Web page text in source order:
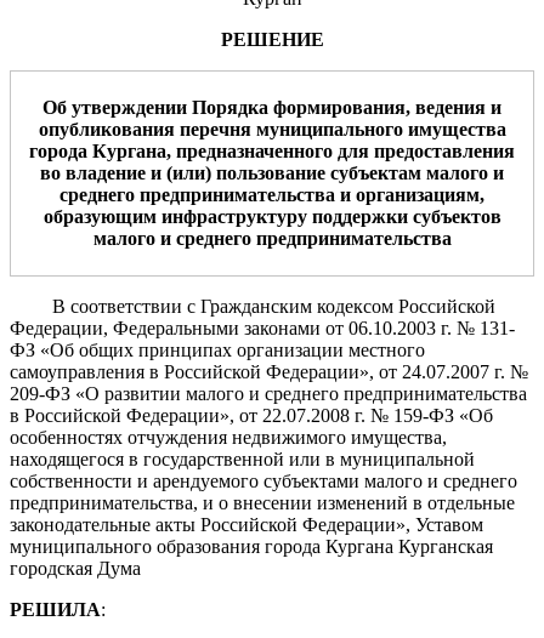
РЕШЕНИЕ
Об утверждении Порядка формирования, ведения и
опубликования перечня муниципального имущества
города Кургана, предназначенного для предоставления
во владение и (или) пользование субъектам малого и
среднего предпринимательства и организациям,
образующим инфраструктуру поддержки субъектов
малого и среднего предпринимательства
В соответствии с Гражданским кодексом Российской
Федерации, Федеральными законами от 06.10.2003 г. № 131-
ФЗ «Об общих принципах организации местного
самоуправления в Российской Федерации», от 24.07.2007 г. №
209-ФЗ «О развитии малого и среднего предпринимательства
в Российской Федерации», от 22.07.2008 г. № 159-ФЗ «Об
особенностях отчуждения недвижимого имущества,
находящегося в государственной или в муниципальной
собственности и арендуемого субъектами малого и среднего
предпринимательства, и о внесении изменений в отдельные
законодательные акты Российской Федерации», Уставом
муниципального образования города Кургана Курганская
городская Дума
РЕШИЛА: